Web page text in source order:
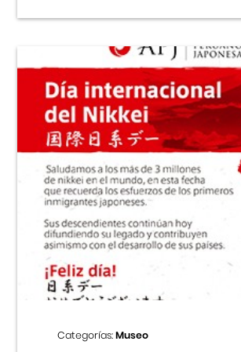
Categorías:Museo